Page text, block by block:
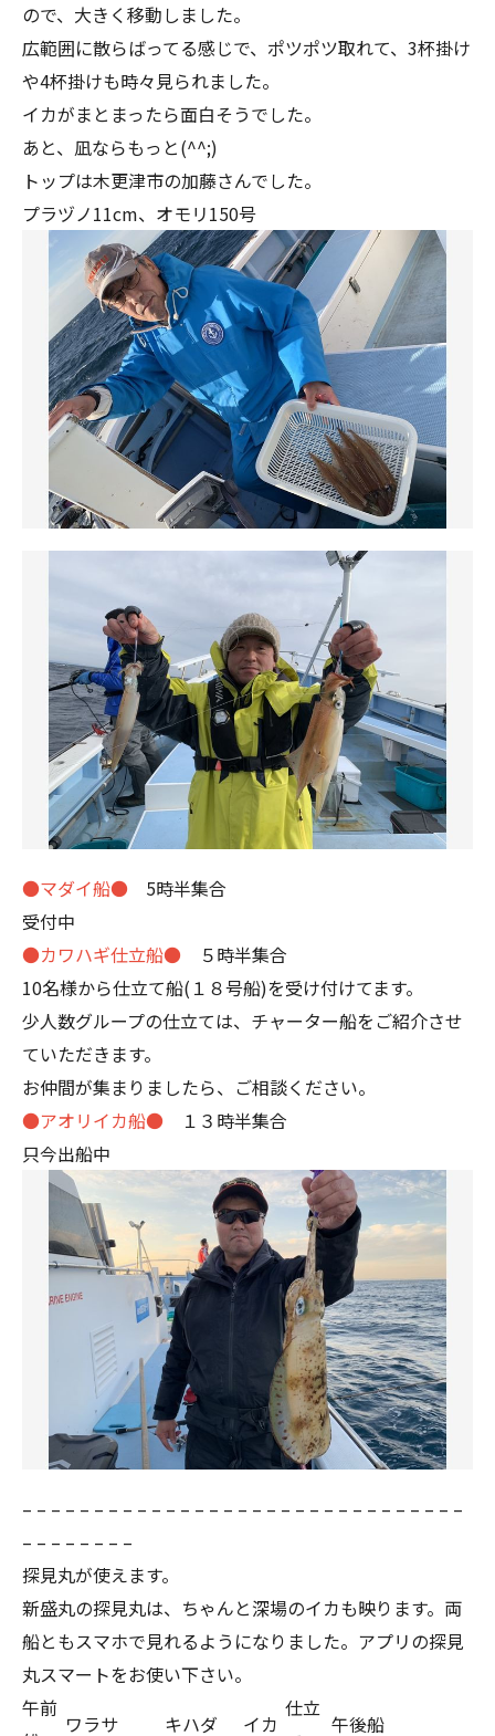
ので、大きく移動しました。
広範囲に散らばってる感じで、ポツポツ取れて、3杯掛け
や4杯掛けも時々見られました。
イカがまとまったら面白そうでした。
あと、凪ならもっと(^^;)
トップは木更津市の加藤さんでした。
プラヅノ11cm、オモリ150号
●マダイ船● 5時半集合
受付中
●カワハギ仕立船● ５時半集合
10名様から仕立て船(１８号船)を受け付けてます。
少人数グループの仕立ては、チャーター船をご紹介させ
ていただきます。
お仲間が集まりましたら、ご相談ください。
●アオリイカ船● １３時半集合
只今出船中
– – – – – – – – – – – – – – – – – – – – – – – – – – – – – – –
– – – – – – – –
探見丸が使えます。
新盛丸の探見丸は、ちゃんと深場のイカも映ります。両
船ともスマホで見れるようになりました。アプリの探見
丸スマートをお使い下さい。
午前
ワラサ キハダ イカ
仕立
午後船